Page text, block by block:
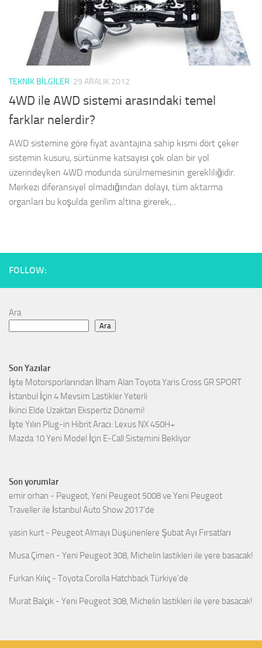
TEKNIK BILGILER 29 ARALIK 2012
4WD ile AWD sistemi arasındaki temel
farklar nelerdir?
AWD sistemine göre fiyat avantajına sahip kısmi dört çeker
sistemin kusuru, sürtünme katsayısı çok olan bir yol
üzerindeyken 4WD modunda sürülmemesinin gerekliliğidir.
Merkezi diferansiyel olmadığından dolayı, tüm aktarma
organları bu koşulda gerilim altına girerek,...
FOLLOW:
Ara
Ara
Son Yazılar
İşte Motorsporlarından İlham Alan Toyota Yaris Cross GR SPORT
İstanbul İçin 4 Mevsim Lastikler Yeterli
İkinci Elde Uzaktan Ekspertiz Dönemi!
İşte Yılın Plug-in Hibrit Aracı: Lexus NX 450H+
Mazda 10 Yeni Model İçin E-Call Sistemini Bekliyor
Son yorumlar
emir orhan - Peugeot, Yeni Peugeot 5008 ve Yeni Peugeot
Traveller ile İstanbul Auto Show 2017’de
yasin kurt - Peugeot Almayı Düşünenlere Şubat Ayı Fırsatları
Musa Çimen - Yeni Peugeot 308, Michelin lastikleri ile yere basacak!
Furkan Kılıç - Toyota Corolla Hatchback Türkiye’de
Murat Balçık - Yeni Peugeot 308, Michelin lastikleri ile yere basacak!